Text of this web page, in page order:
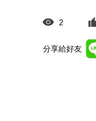
2
分享給好友